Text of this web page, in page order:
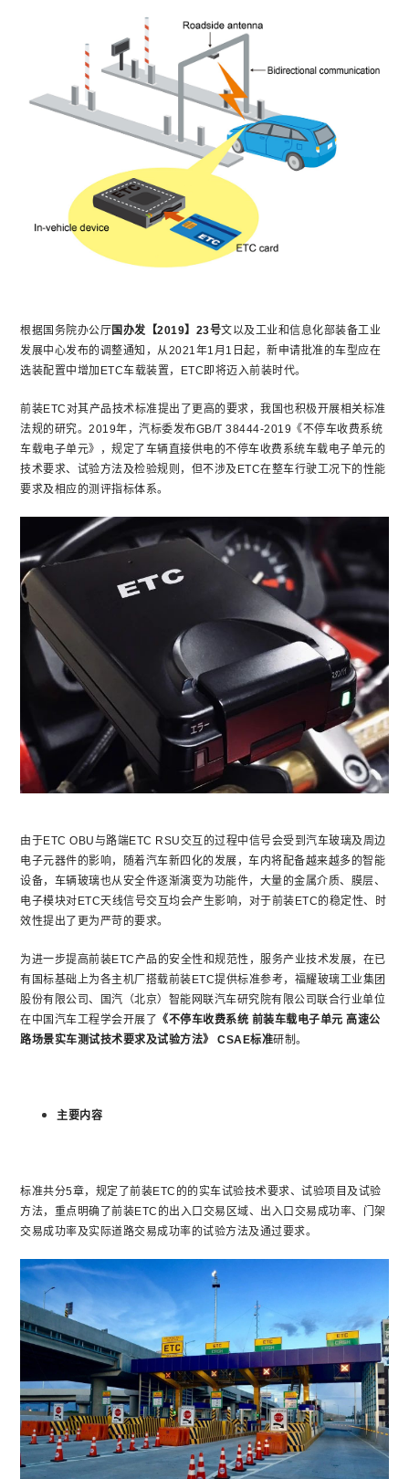
根据国务院办公厅国办发【2019】23号文以及工业和信息化部装备工业
发展中心发布的调整通知，从2021年1月1日起，新申请批准的车型应在
选装配置中增加ETC车载装置，ETC即将迈入前装时代。
前装ETC对其产品技术标准提出了更高的要求，我国也积极开展相关标准
法规的研究。2019年，汽标委发布GB/T 38444-2019《不停车收费系统
车载电子单元》，规定了车辆直接供电的不停车收费系统车载电子单元的
技术要求、试验方法及检验规则，但不涉及ETC在整车行驶工况下的性能
要求及相应的测评指标体系。
由于ETC OBU与路端ETC RSU交互的过程中信号会受到汽车玻璃及周边
电子元器件的影响，随着汽车新四化的发展，车内将配备越来越多的智能
设备，车辆玻璃也从安全件逐渐演变为功能件，大量的金属介质、膜层、
电子模块对ETC天线信号交互均会产生影响，对于前装ETC的稳定性、时
效性提出了更为严苛的要求。
为进一步提高前装ETC产品的安全性和规范性，服务产业技术发展，在已
有国标基础上为各主机厂搭载前装ETC提供标准参考，福耀玻璃工业集团
股份有限公司、国汽（北京）智能网联汽车研究院有限公司联合行业单位
在中国汽车工程学会开展了 《不停车收费系统 前装车载电子单元 高速公
路场景实车测试技术要求及试验方法》
CSAE标准研制。
主要内容
标准共分5章，规定了前装ETC的的实车试验技术要求、试验项目及试验
方法，重点明确了前装ETC的出入口交易区域、出入口交易成功率、门架
交易成功率及实际道路交易成功率的试验方法及通过要求。